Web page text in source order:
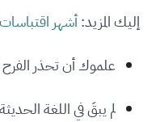
إليك المزيد:أشهر
علموك أن تحذر
لم يبقَ في اللغة